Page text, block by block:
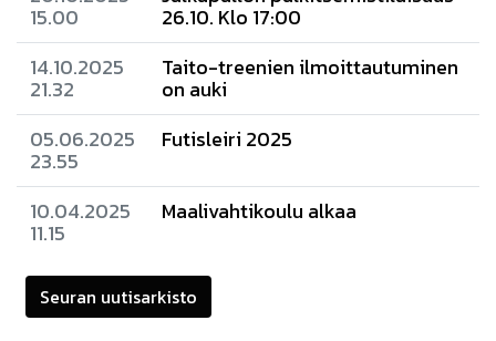
15.00
26.10. Klo 17:00
14.10.2025
21.32
Taito-treenien ilmoittautuminen
on auki
05.06.2025
23.55
Futisleiri 2025
10.04.2025
11.15
Maalivahtikoulu alkaa
Seuran uutisarkisto